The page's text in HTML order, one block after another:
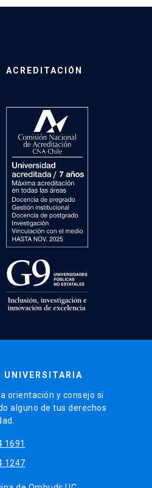
ACREDITACIÓN
UNIVERSITARIA
orientación y consejo si
alguno de tus derechos
1691
1247